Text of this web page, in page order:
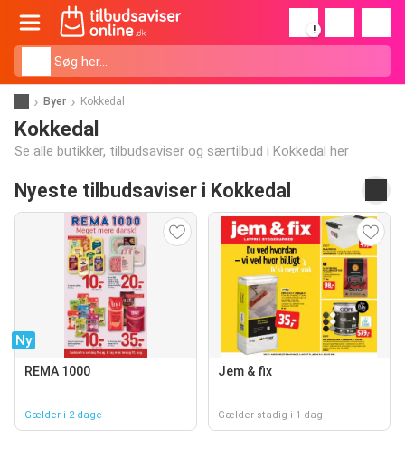
!
Byer Kokkedal
Kokkedal
Se alle butikker, tilbudsaviser og særtilbud i Kokkedal her
Nyeste tilbudsaviser i Kokkedal
Ny
REMA 1000
Gælder i 2 dage
Jem & fix
Gælder stadig i 1 dag